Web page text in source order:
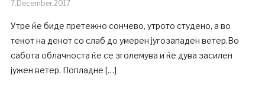
7.December.2017
Утре ќе биде претежно сончево, утрото студено, а во
текот на денот со слаб до умерен југозападен ветер.Во
сабота облачноста ќе се зголемува и ќе дува засилен
јужен ветер. Попладне […]